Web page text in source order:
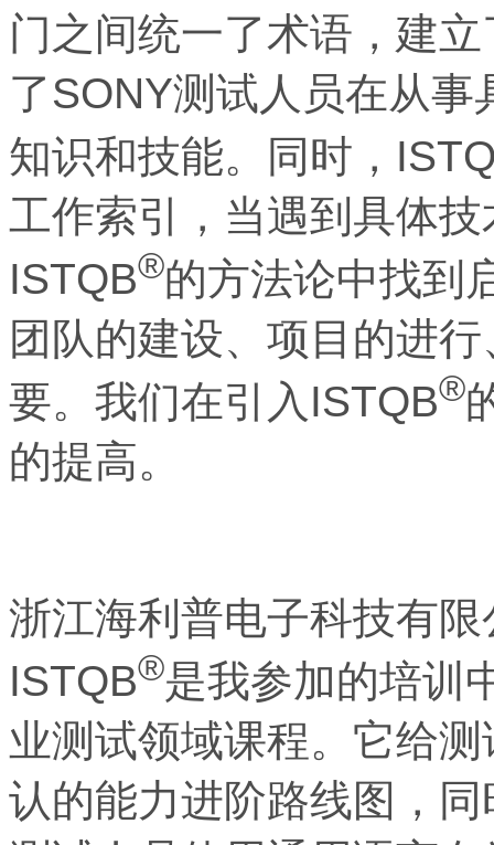
门之间统一了术语，建
了SONY测试人员在从
知识和技能。同时，
工作索引，当遇到具体
ISTQB®的方法论中找到
团队的建设、项目的进
要。我们在引入ISTQB®
的提高。
浙江海利普电子科技有
ISTQB®是我参加的培训
业测试领域课程。它给
认的能力进阶路线图，